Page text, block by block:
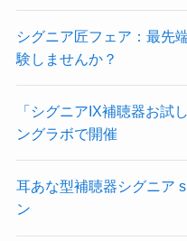
シグニア匠フェア：最先
験しませんか？
「シグニアIX補聴器お試
ングラボで開催
耳あな型補聴器シグニア
ン